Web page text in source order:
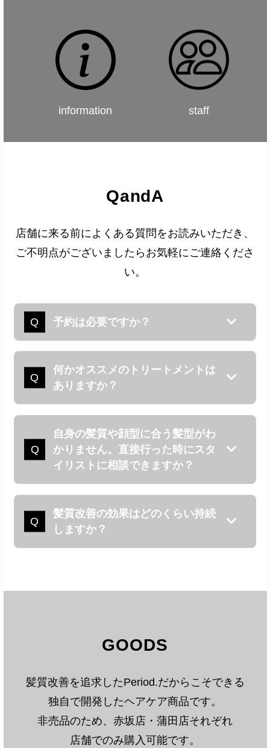
information staff
QandA
店舗に来る前によくある質問をお読みいただき、
ご不明点がございましたらお気軽にご連絡くださ
い。
予約は必要ですか？
当店は完全予約制となります。ご来店の状況によ
ってご予約をお取りできる場合もございますが、
予めご予約をご予約をお願いいたします。
何かオススメのトリートメントは
ありますか？
Period.では独自開発しているホームケア用品を取
り揃えておりますので、ご来店いただいた際には
ぜひご相談ください。
自身の髪質や顔型に合う髪型がわ
かりません。直接行った時にスタ
イリストに相談できますか？
が集まるPeriod.だからこそできる、お一人お一人
に合ったスタイルをご提供致します。
髪質改善の効果はどのくらい持続
しますか？
・ホームケアをしっかり行う: シャンプーやトリ
しょう。また、ドライヤーの熱ダメージを防ぐた
めに、ヘアオイルなどのスタイリング剤を使用す
るのもおすすめです。Period.では独自開発してい
るホームケア用品を取り揃えておりますので、ご
来店いただいた際にはぜひご相談ください。
GOODS
髪質改善を追求したPeriod.だからこそできる
独自で開発したヘアケア商品です。
非売品のため、赤坂店・蒲田店それぞれ
店舗でのみ購入可能です。